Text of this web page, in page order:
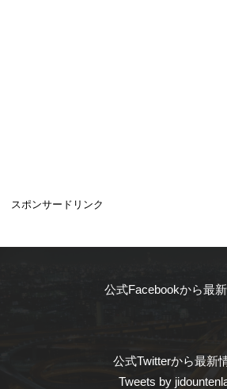
スポンサードリンク
公式Facebookから最
公式Twitterから最新
Tweets by